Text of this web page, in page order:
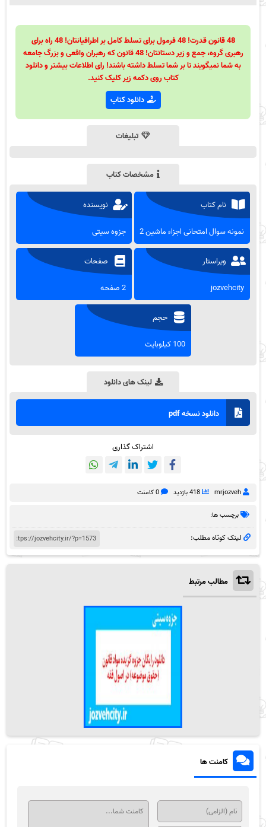
48 قانون قدرت! 48 فرمول برای تسلط کامل بر اطرافیانتان! 48 راه برای
رهبری گروه، جمع و زیر دستانتان! 48 قانون که رهبران واقعی و بزرگ جامعه
به شما نمیگویند تا بر شما تسلط داشته باشند! رای اطلاعات بیشتر و دانلود
کتاب روی دکمه زیر کلیک کنید.
دانلود کتاب
تبلیغات
مشخصات کتاب
نام کتاب
نمونه سوال امتحانی اجزاء ماشین 2
نویسنده
جزوه سیتی
ویراستار
jozvehcity
صفحات
2 صفحه
حجم
100 کیلوبایت
لینک های دانلود
دانلود نسخه pdf
اشتراک گذاری
mrjozveh 418 بازدید 0 کامنت
برچسب ها:
لینک کوتاه مطلب:
مطالب مرتبط
کامنت ها